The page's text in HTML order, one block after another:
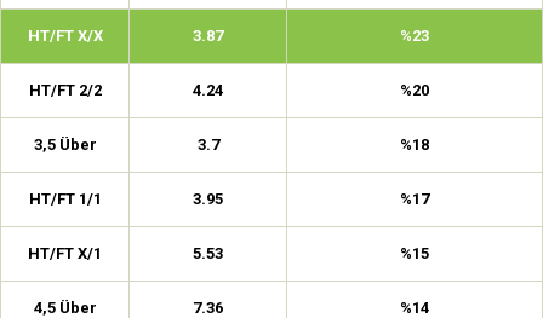
HT/FT X/X 3.87 %23
HT/FT 2/2 4.24 %20
3,5 Über 3.7 %18
HT/FT 1/1 3.95 %17
HT/FT X/1 5.53 %15
4,5 Über 7.36 %14